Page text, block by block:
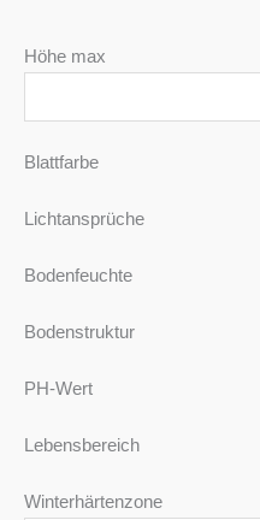
Höhe max
Blattfarbe
Lichtansprüche
Bodenfeuchte
Bodenstruktur
PH-Wert
Lebensbereich
Winterhärtenzone